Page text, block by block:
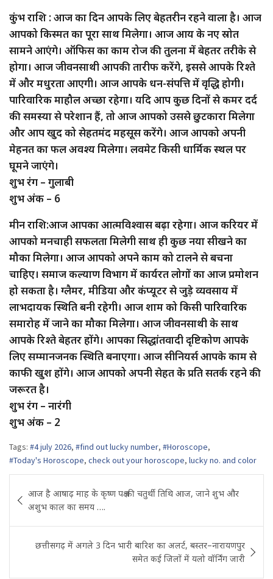
कुंभ राशि : आज का दिन आपके लिए बेहतरीन रहने वाला है। आज
आपको किस्मत का पूरा साथ मिलेगा। आज आय के नए स्रोत
सामने आएंगे। ऑफिस का काम रोज की तुलना में बेहतर तरीके से
होगा। आज जीवनसाथी आपकी तारीफ करेंगे, इससे आपके रिश्ते
में और मधुरता आएगी। आज आपके धन-संपत्ति में वृद्धि होगी।
पारिवारिक माहौल अच्छा रहेगा। यदि आप कुछ दिनों से कमर दर्द
की समस्या से परेशान हैं, तो आज आपको उससे छुटकारा मिलेगा
और आप खुद को सेहतमंद महसूस करेंगे। आज आपको अपनी
मेहनत का फल अवश्य मिलेगा। लवमेट किसी धार्मिक स्थल पर
घूमने जाएंगे।
शुभ रंग – गुलाबी
शुभ अंक – 6
मीन राशि:आज आपका आत्मविश्वास बढ़ा रहेगा। आज करियर में
आपको मनचाही सफलता मिलेगी साथ ही कुछ नया सीखने का
मौका मिलेगा। आज आपको अपने काम को टालने से बचना
चाहिए। समाज कल्याण विभाग में कार्यरत लोगों का आज प्रमोशन
हो सकता है। ग्लैमर, मीडिया और कंप्यूटर से जुड़े व्यवसाय में
लाभदायक स्थिति बनी रहेगी। आज शाम को किसी पारिवारिक
समारोह में जाने का मौका मिलेगा। आज जीवनसाथी के साथ
आपके रिश्ते बेहतर होंगे। आपका सिद्धांतवादी दृष्टिकोण आपके
लिए सम्मानजनक स्थिति बनाएगा। आज सीनियर्स आपके काम से
काफी खुश होंगे। आज आपको अपनी सेहत के प्रति सतर्क रहने की
जरूरत है।
शुभ रंग – नारंगी
शुभ अंक – 2
Tags: #4 july 2026, #find out lucky number, #Horoscope,
#Today's Horoscope, check out your horoscope, lucky no. and color
navigation
आज है आषाढ़ माह के कृष्ण पक्ष की चतुर्थी तिथि आज, जाने शुभ और
अशुभ काल का समय ….
छत्तीसगढ़ में अगले 3 दिन भारी बारिश का अलर्ट, बस्तर–नारायणपुर
समेत कई जिलों में यलो वॉर्निंग जारी